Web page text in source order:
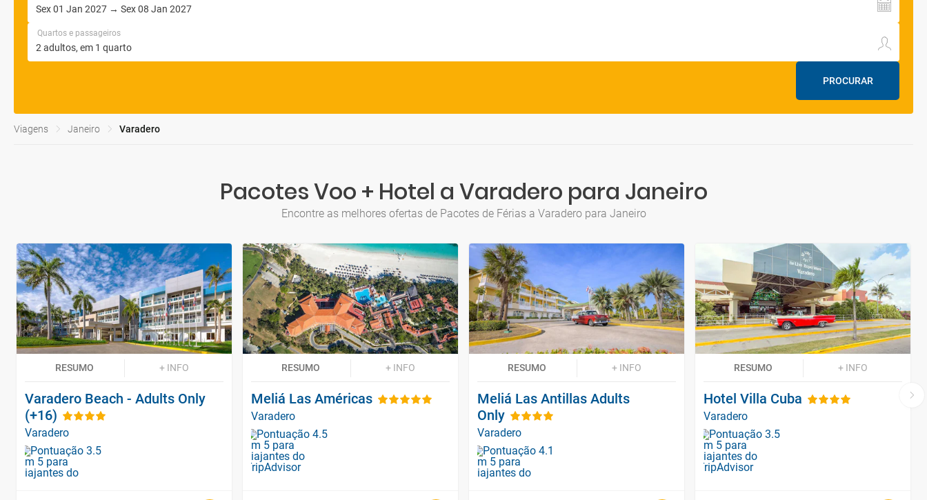
Quartos e passageiros
PROCURAR
Viagens Janeiro Varadero
Pacotes Voo + Hotel a Varadero para Janeiro
Encontre as melhores ofertas de Pacotes de Férias a Varadero para Janeiro
RESUMO + INFO
Varadero Beach - Adults Only
(+16)
Varadero
RESUMO + INFO
Meliá Las Américas
Varadero
RESUMO + INFO
Meliá Las Antillas Adults
Only
Varadero
RESUMO + INFO
Hotel Villa Cuba
Varadero